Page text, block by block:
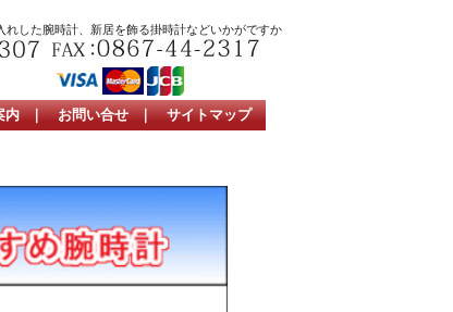
れした腕時計、新居を飾る掛時計などいかがですか
内 ｜ お問い合せ ｜ サイトマップ